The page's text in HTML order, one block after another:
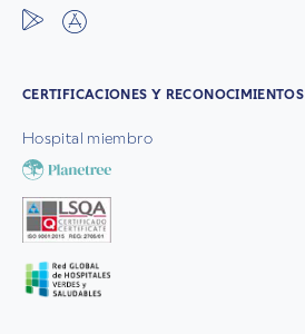
CERTIFICACIONES Y RECONOCIMIENTOS
Hospital miembro